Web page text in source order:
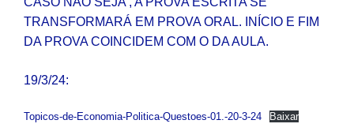
TRANSFORMARÁ EM PROVA ORAL. INÍCIO E FIM
DA PROVA COINCIDEM COM O DA AULA.
19/3/24:
Topicos-de-Economia-Politica-Questoes-01.-20-3-24 Baixar